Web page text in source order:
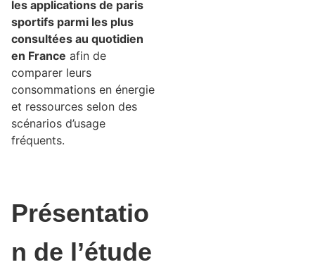
les applications de paris
sportifs parmi les plus
consultées au quotidien
en France afin de
comparer leurs
consommations en énergie
et ressources selon des
scénarios d’usage
fréquents.
Présentatio
n de l’étude